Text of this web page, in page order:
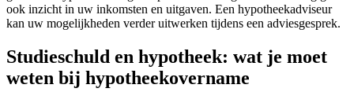
ook inzicht in uw inkomsten en uitgaven. Een hypotheekadviseur
kan uw mogelijkheden verder uitwerken tijdens een adviesgesprek.
Studieschuld en hypotheek: wat je moet
weten bij hypotheekovername